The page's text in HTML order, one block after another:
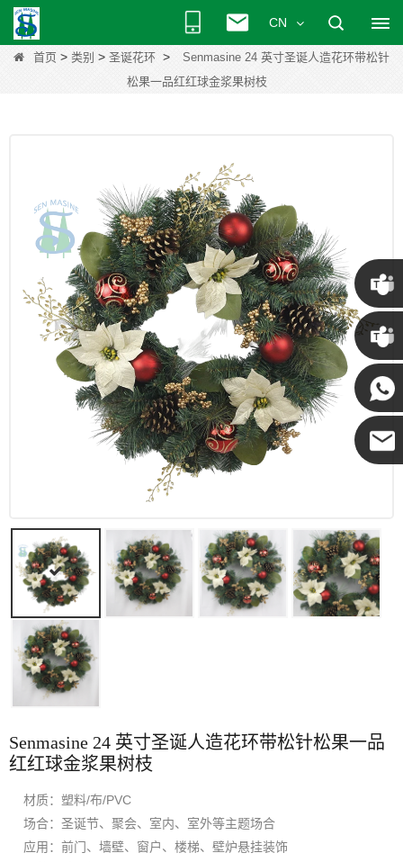
CN
首页 > 类别 > 圣诞花环 >
Senmasine 24 英寸圣诞人造花环带松针
松果一品红红球金浆果树枝
Senmasine 24 英寸圣诞人造花环带松针松果一品
红红球金浆果树枝
材质：塑料/布/PVC
场合：圣诞节、聚会、室内、室外等主题场合
应用：前门、墙壁、窗户、楼梯、壁炉悬挂装饰
克里斯
· 肯尼 ·